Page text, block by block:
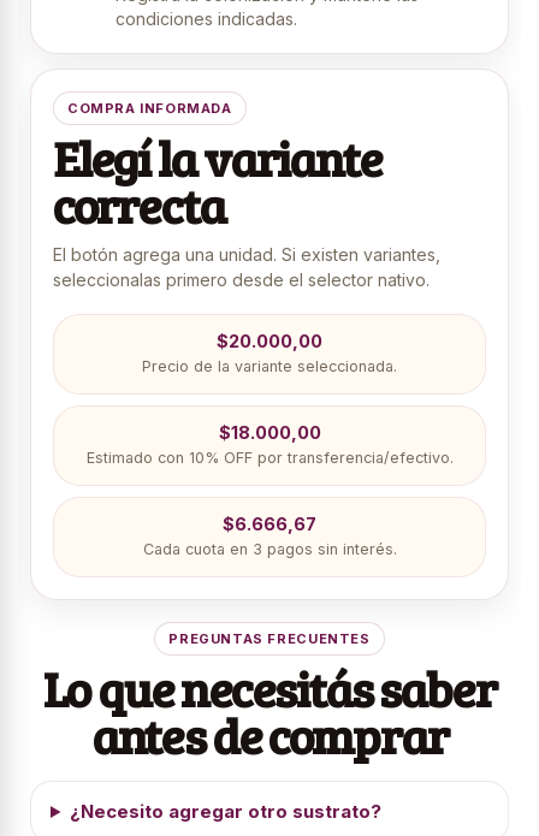
condiciones indicadas.
COMPRA INFORMADA
Elegí la variante
correcta
El botón agrega una unidad. Si existen variantes,
seleccionalas primero desde el selector nativo.
$20.000,00
Precio de la variante seleccionada.
$18.000,00
Estimado con 10% OFF por transferencia/efectivo.
$6.666,67
Cada cuota en 3 pagos sin interés.
PREGUNTAS FRECUENTES
Lo que necesitás saber
antes de comprar
¿Necesito agregar otro sustrato?